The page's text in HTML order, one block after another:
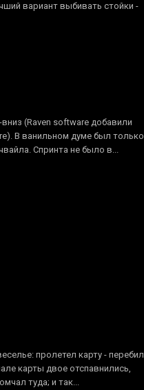
вариант выбивать стойки -
(Raven software добавили
В ванильном думе был только
Спринта не было в...
пролетел карту - перебил
карты двое отспавнились,
туда; и так...